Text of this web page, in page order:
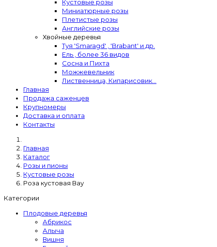
Кустовые розы
Миниатюрные розы
Плетистые розы
Английские розы
Хвойные деревья
Туя 'Smaragd' , 'Brabant' и др.
Ель , более 36 видов
Сосна и Пихта
Можжевельник
Лиственница, Кипарисовик...
Главная
Продажа саженцев
Крупномеры
Доставка и оплата
Контакты
Главная
Каталог
Розы и пионы
Кустовые розы
Роза кустовая Вау
Категории
Плодовые деревья
Абрикос
Алыча
Вишня